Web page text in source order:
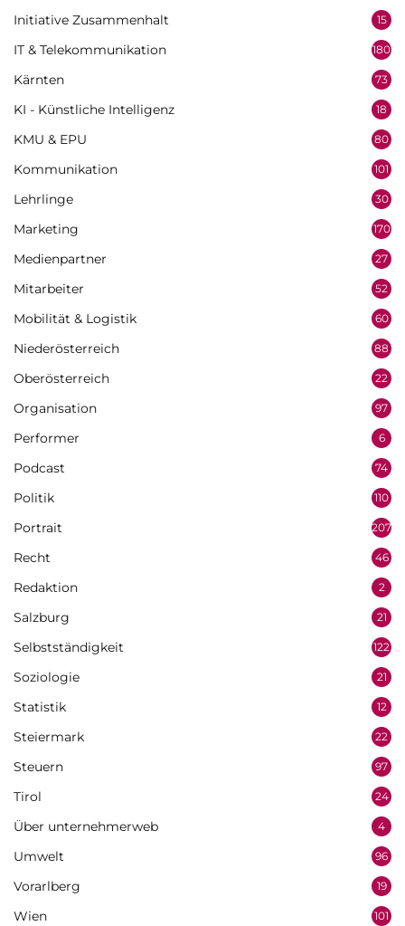
Initiative Zusammenhalt 15
IT & Telekommunikation 180
Kärnten 73
KI - Künstliche Intelligenz 18
KMU & EPU 80
Kommunikation 101
Lehrlinge 30
Marketing 170
Medienpartner 27
Mitarbeiter 52
Mobilität & Logistik 60
Niederösterreich 88
Oberösterreich 22
Organisation 97
Performer 6
Podcast 74
Politik 110
Portrait 207
Recht 46
Redaktion 2
Salzburg 21
Selbstständigkeit 122
Soziologie 21
Statistik 12
Steiermark 22
Steuern 97
Tirol 24
Über unternehmerweb 4
Umwelt 96
Vorarlberg 19
Wien 101